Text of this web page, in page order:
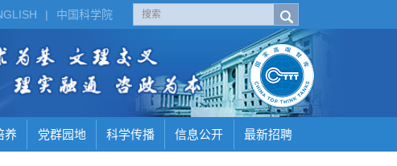
中国科学院
|
养 党群园地 科学传播 信息公开 最新招聘